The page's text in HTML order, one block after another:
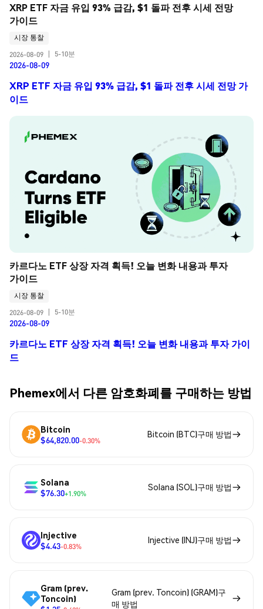
XRP ETF 자금 유입 93% 급감, $1 돌파 전후 시세 전망
가이드
시장 통찰
2026-08-09
5-10분
2026-08-09
XRP ETF 자금 유입 93% 급감, $1 돌파 전후 시세 전망 가
이드
카르다노 ETF 상장 자격 획득! 오늘 변화 내용과 투자
가이드
시장 통찰
2026-08-09
5-10분
2026-08-09
카르다노 ETF 상장 자격 획득! 오늘 변화 내용과 투자 가이
드
Phemex에서 다른 암호화폐를 구매하는 방법
Bitcoin
$64,820.00-0.30%
Bitcoin (BTC)구매 방법
Solana
$76.30+1.90%
Solana (SOL)구매 방법
Injective
$4.43-0.83%
Injective (INJ)구매 방법
Gram (prev.
Toncoin)
Gram (prev. Toncoin) (GRAM)구
매 방법